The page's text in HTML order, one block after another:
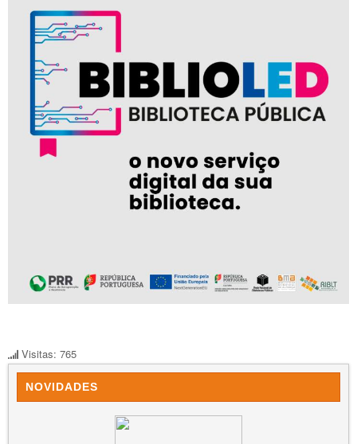
Visitas: 765
NOVIDADES